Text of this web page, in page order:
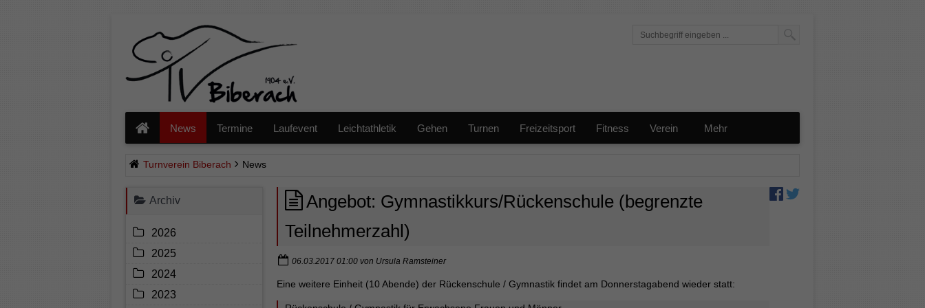
überspringenNews Termine Laufevent Leichtathletik Gehen Turnen Freizeitsport Fitness Verein Mehr
Turnverein Biberach News
Angebot: Gymnastikkurs/Rückenschule (begrenzte
Teilnehmerzahl)
06.03.2017 01:00 von Ursula Ramsteiner
Eine weitere Einheit (10 Abende) der Rückenschule / Gymnastik findet am Donnerstagabend wieder statt:
Archiv
2026
2025
2024
2023